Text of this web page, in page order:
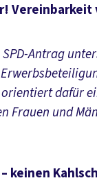
Antrag
dafür
Frauen und
keinen